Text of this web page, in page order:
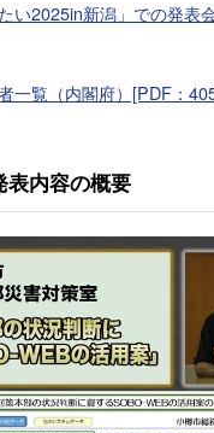
い2025in新潟」での発表
一覧（内閣府）[PDF：
内容の概要